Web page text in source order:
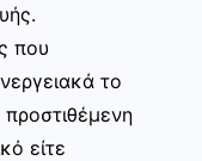
που
το
είτε